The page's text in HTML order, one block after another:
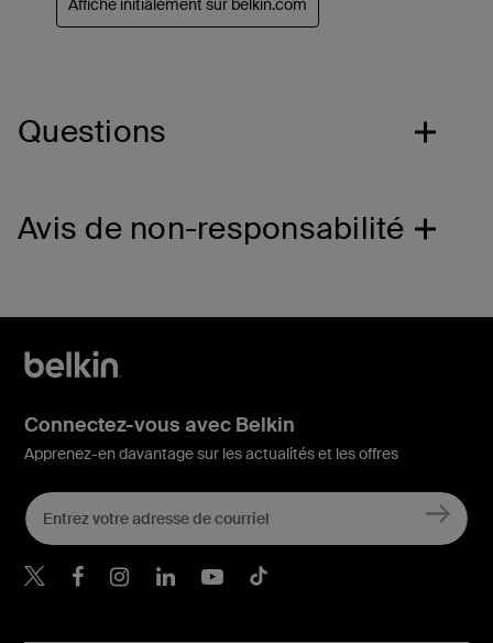
Questions
Avis de non-responsabilité
Connectez-vous avec Belkin
Apprenez-en davantage sur les actualités et les offres
Belkin Twitter
Belkin Facebook
Belkin Instagram
Belkin LinkedIn
Belkin Youtube
Belkin TikTok